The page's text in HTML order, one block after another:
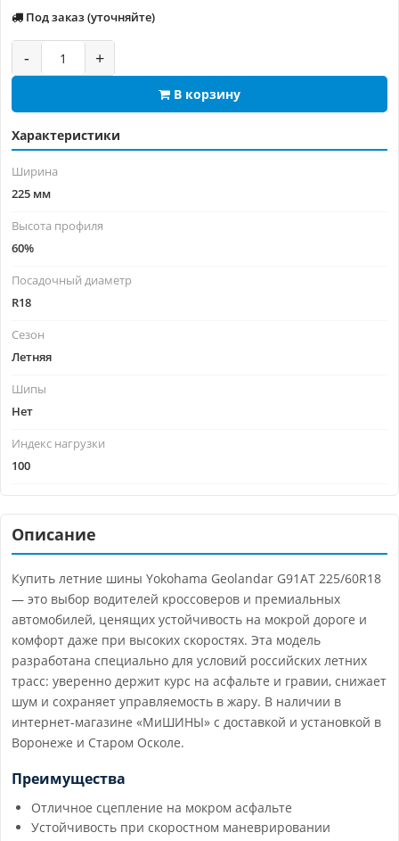
Под заказ (уточняйте)
- +
В корзину
Характеристики
Ширина
225 мм
Высота профиля
60%
Посадочный диаметр
R18
Сезон
Летняя
Шипы
Нет
Индекс нагрузки
100
Описание
Купить летние шины Yokohama Geolandar G91AT 225/60R18
— это выбор водителей кроссоверов и премиальных
автомобилей, ценящих устойчивость на мокрой дороге и
комфорт даже при высоких скоростях. Эта модель
разработана специально для условий российских летних
трасс: уверенно держит курс на асфальте и гравии, снижает
шум и сохраняет управляемость в жару. В наличии в
интернет-магазине «МиШИНЫ» с доставкой и установкой в
Воронеже и Старом Осколе.
Преимущества
Отличное сцепление на мокром асфальте
Устойчивость при скоростном маневрировании